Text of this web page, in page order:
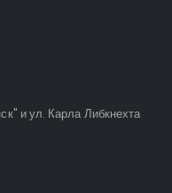
и ул. Карла Либкнехта